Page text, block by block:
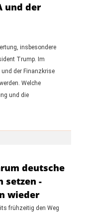
und der
insbesondere
Trump. Im
der Finanzkrise
Welche
und die
deutsche
setzen -
wieder
frühzeitig den Weg